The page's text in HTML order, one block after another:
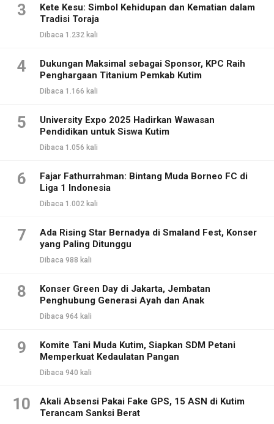
3
Kete Kesu: Simbol Kehidupan dan Kematian dalam
Tradisi Toraja
Dibaca 1.232 kali
4
Dukungan Maksimal sebagai Sponsor, KPC Raih
Penghargaan Titanium Pemkab Kutim
Dibaca 1.166 kali
5
University Expo 2025 Hadirkan Wawasan
Pendidikan untuk Siswa Kutim
Dibaca 1.056 kali
6
Fajar Fathurrahman: Bintang Muda Borneo FC di
Liga 1 Indonesia
Dibaca 1.002 kali
7
Ada Rising Star Bernadya di Smaland Fest, Konser
yang Paling Ditunggu
Dibaca 988 kali
8
Konser Green Day di Jakarta, Jembatan
Penghubung Generasi Ayah dan Anak
Dibaca 964 kali
9
Komite Tani Muda Kutim, Siapkan SDM Petani
Memperkuat Kedaulatan Pangan
Dibaca 940 kali
10
Akali Absensi Pakai Fake GPS, 15 ASN di Kutim
Terancam Sanksi Berat